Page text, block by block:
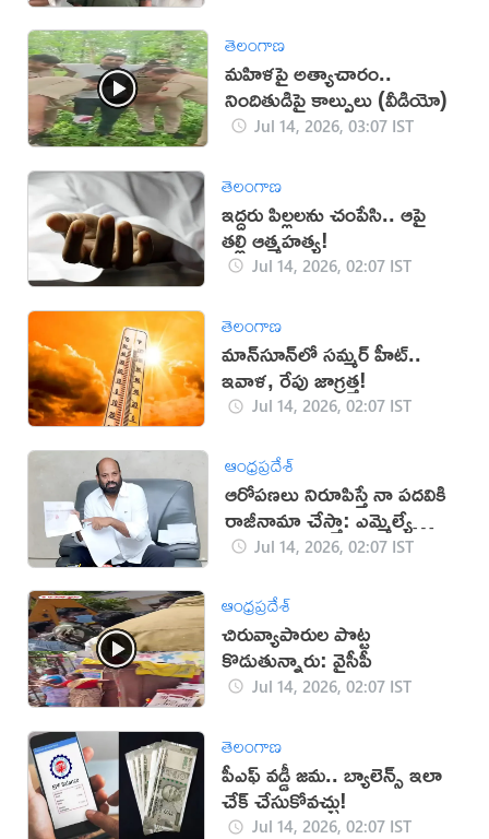
తెలంగాణ
మహిళపై అత్యాచారం..
నిందితుడిపై కాల్పులు (వీడియో)
Jul 14, 2026, 03:07 IST
తెలంగాణ
ఇద్దరు పిల్లలను చంపేసి.. ఆపై
తల్లి ఆత్మహత్య!
Jul 14, 2026, 02:07 IST
తెలంగాణ
మాన్‌సూన్‌లో సమ్మర్ హీట్..
ఇవాళ, రేపు జాగ్రత్త!
Jul 14, 2026, 02:07 IST
ఆంధ్రప్రదేశ్
ఆరోపణలు నిరూపిస్తే నా పదవికి
రాజీనామా చేస్తా: ఎమ్మెల్యే
యార్లగడ్డ
Jul 14, 2026, 02:07 IST
ఆంధ్రప్రదేశ్
చిరువ్యాపారుల పొట్ట
కొడుతున్నారు: వైసీపీ
Jul 14, 2026, 02:07 IST
తెలంగాణ
పీఎఫ్ వడ్డీ జమ.. బ్యాలెన్స్ ఇలా
చేక్‌ చేసుకోవచ్చు!
Jul 14, 2026, 02:07 IST